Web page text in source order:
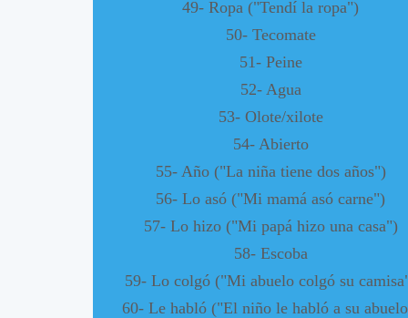
49- Ropa ("Tendí la ropa")
50- Tecomate
51- Peine
52- Agua
53- Olote/xilote
54- Abierto
55- Año ("La niña tiene dos años")
56- Lo asó ("Mi mamá asó carne")
57- Lo hizo ("Mi papá hizo una casa")
58- Escoba
59- Lo colgó ("Mi abuelo colgó su
60- Le habló ("El niño le habló a su